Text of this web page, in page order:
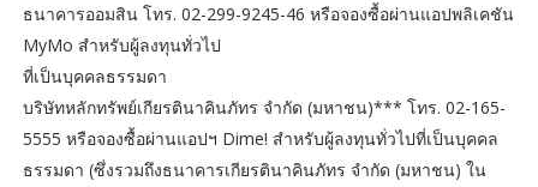
ธนาคารออมสิน โทร. 02-299-9245-46 หรือจองซื้อผ่านแอปพลิเคชัน
MyMo สำหรับผู้ลงทุนทั่วไป
ที่เป็นบุคคลธรรมดา
บริษัทหลักทรัพย์เกียรตินาคินภัทร จำกัด (มหาชน)*** โทร. 02-165-
5555 หรือจองซื้อผ่านแอปฯ Dime! สำหรับผู้ลงทุนทั่วไปที่เป็นบุคคล
ธรรมดา (ซึ่งรวมถึงธนาคารเกียรตินาคินภัทร จำกัด (มหาชน) ใน